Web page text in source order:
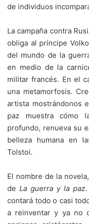
de individuos
La campaña contra
obliga al príncipe
del mundo de la
en medio de la
militar francés. En el
una metamorfosis.
artista mostrándonos
paz muestra cómo
profundo, renueva su
belleza humana en
Tolstoi.
El nombre de la novela,
de La guerra y la paz.
contará todo o casi
a reinventar y ya no